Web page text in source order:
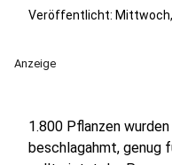
Veröffentlicht:
Anzeige
1.800 Pflanzen
beschlagahmt, genug